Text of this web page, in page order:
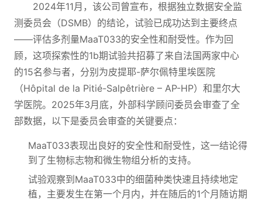
2024年11月，该公司曾宣布，根据独立数据安全监
测委员会（DSMB）的结论，试验已成功达到主要终点
——评估多剂量MaaT033的安全性和耐受性。作为回
顾，这项探索性的1b期试验共招募了来自法国两家中心
的15名参与者，分别为皮提耶-萨尔佩特里埃医院
（Hôpital de la Pitié-Salpêtrière – AP-HP）和里尔大
学医院。2025年3月底，外部科学顾问委员会审查了全
部数据，以下是委员会审查的关键要点：
MaaT033表现出良好的安全性和耐受性，这一结论得
到了生物标志物和微生物组分析的支持。
试验观察到MaaT033中的细菌种类快速且持续地定
植，主要发生在第一个月内，并在随后的1个月随访期